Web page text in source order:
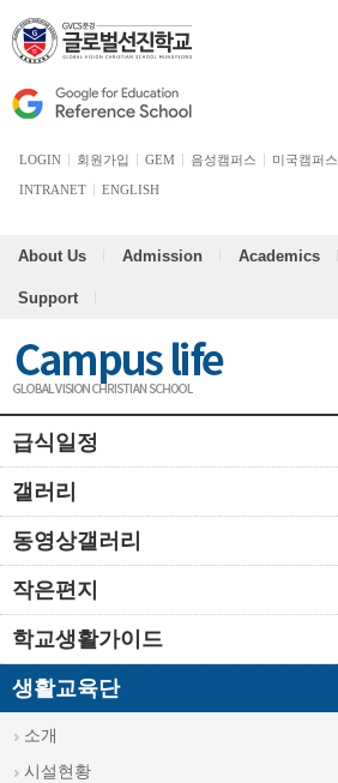
LOGIN 회원가입 GEM 음성캠퍼스 미국캠퍼스
INTRANET ENGLISH
About Us Admission Academics
Support
급식일정
갤러리
동영상갤러리
작은편지
학교생활가이드
생활교육단
소개
시설현황